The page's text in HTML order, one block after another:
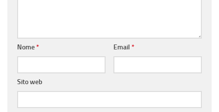
Nome* Email *
Sito web